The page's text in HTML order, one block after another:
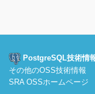
PostgreSQL技術情
その他のOSS技術情報
SRA OSSホームページ